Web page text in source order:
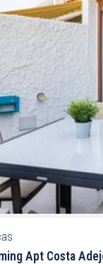
Apt Costa